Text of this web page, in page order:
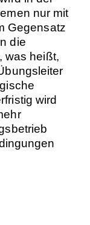
nur mit
Gegensatz
die
was heißt,
wird